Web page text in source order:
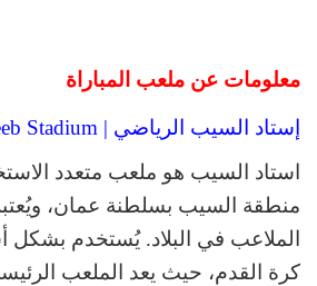
معلومات عن ملعب المباراة
إستاد السيب الرياضي | Al-Seeb Stadium
استاد السيب هو ملعب متعدد
منطقة السيب بسلطنة عمان،
الملاعب في البلاد. يُستخدم بشكل
كرة القدم، حيث يعد الملعب